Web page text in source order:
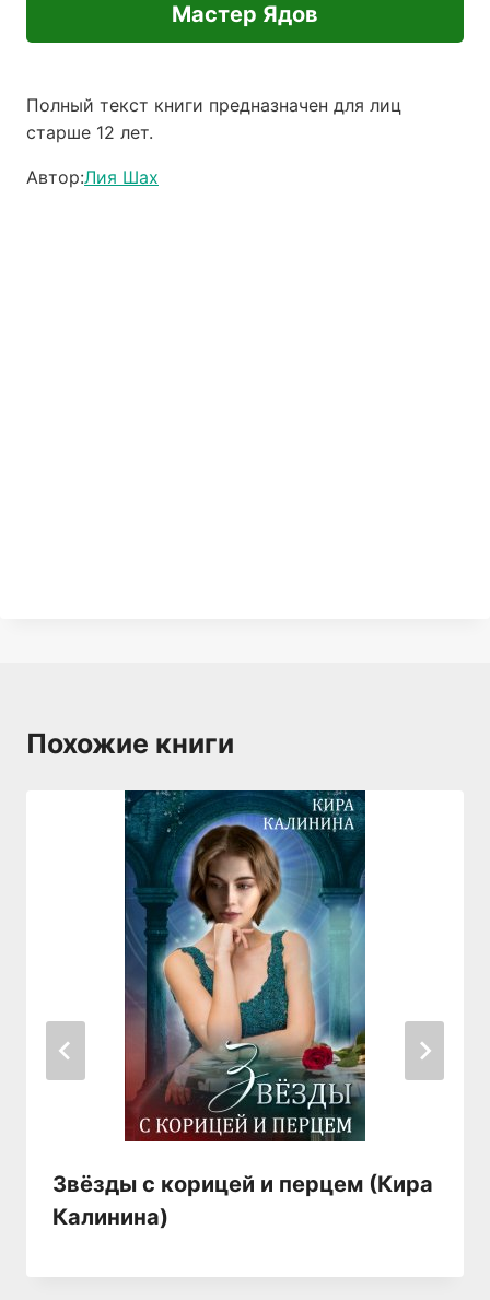
Мастер Ядов
Полный текст книги предназначен для лиц
старше 12 лет.
Автор:Лия Шах
Похожие книги
Звёзды с корицей и перцем (Кира
Калинина)